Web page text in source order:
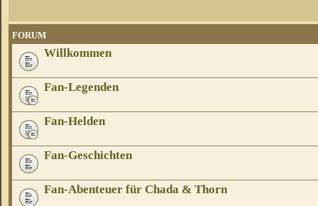
FORUM
Willkommen
Fan-Legenden
Fan-Helden
Fan-Geschichten
Fan-Abenteuer für Chada & Thorn